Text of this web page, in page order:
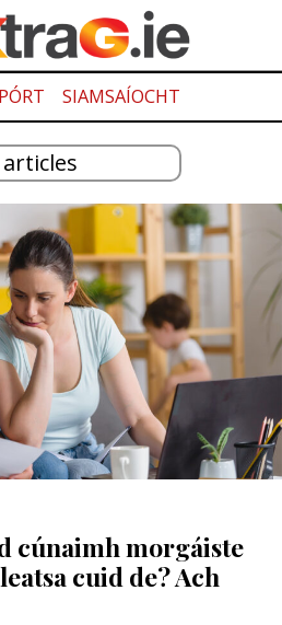
SIAMSAÍOCHT
cúnaimh morgáiste
cuid de? Ach